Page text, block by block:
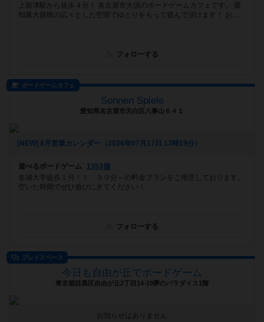
上前津駅から徒歩４分！ 名古屋市大須のボードゲームカフェです。 愛
知最大規模の広々とした空間でゆとりをもって遊んで頂けます！ お...
フォローする
ボードゲームカフェ
Sonnen Spiele
愛知県名古屋市天白区八事山６４１
[NEW] 8月営業カレンダー（2026年07月17日 13時19分）
遊べるボードゲーム
1353個
名城大学徒歩１分！！ ３０分～の料金プランをご用意しております。
空いた時間でぜひ遊びにきてください！
フォローする
プレイスペース
今日も自由が丘でボードゲーム
東京都目黒区自由が丘2丁目14-19夢のパラダイス1階
お知らせはありません